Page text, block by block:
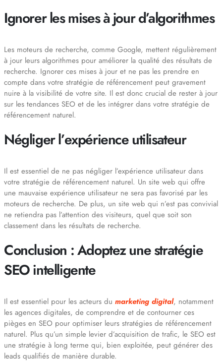
Ignorer les mises à jour d’algorithmes
Les moteurs de recherche, comme Google, mettent régulièrement
à jour leurs algorithmes pour améliorer la qualité des résultats de
recherche. Ignorer ces mises à jour et ne pas les prendre en
compte dans votre stratégie de référencement peut gravement
nuire à la visibilité de votre site. Il est donc crucial de rester à jour
sur les tendances SEO et de les intégrer dans votre stratégie de
référencement naturel.
Négliger l’expérience utilisateur
Il est essentiel de ne pas négliger l’expérience utilisateur dans
votre stratégie de référencement naturel. Un site web qui offre
une mauvaise expérience utilisateur ne sera pas favorisé par les
moteurs de recherche. De plus, un site web qui n’est pas convivial
ne retiendra pas l’attention des visiteurs, quel que soit son
classement dans les résultats de recherche.
Conclusion : Adoptez une stratégie
SEO intelligente
Il est essentiel pour les acteurs du marketing digital, notamment
les agences digitales, de comprendre et de contourner ces
pièges en SEO pour optimiser leurs stratégies de référencement
naturel. Plus qu’un simple levier d’acquisition de trafic, le SEO est
une stratégie à long terme qui, bien exploitée, peut générer des
leads qualifiés de manière durable.